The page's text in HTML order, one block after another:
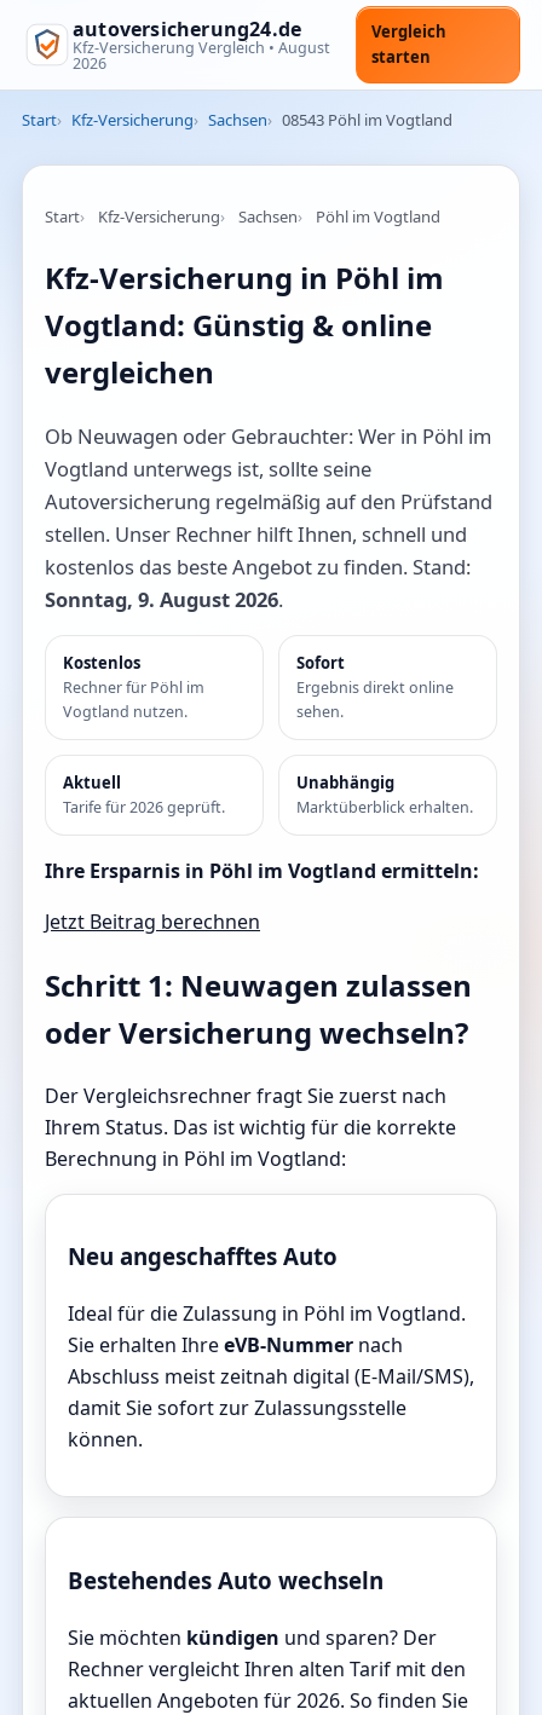
autoversicherung24.de
Kfz-Versicherung Vergleich • August
2026
Vergleich
starten
Start Kfz-Versicherung Sachsen 08543 Pöhl im Vogtland
Start Kfz-Versicherung Sachsen Pöhl im Vogtland
Kfz-Versicherung in Pöhl im
Vogtland: Günstig & online
vergleichen
Ob Neuwagen oder Gebrauchter: Wer in Pöhl im
Vogtland unterwegs ist, sollte seine
Autoversicherung regelmäßig auf den Prüfstand
stellen. Unser Rechner hilft Ihnen, schnell und
kostenlos das beste Angebot zu finden. Stand:
Sonntag, 9. August 2026.
Kostenlos
Rechner für Pöhl im
Vogtland nutzen.
Sofort
Ergebnis direkt online
sehen.
Aktuell
Tarife für 2026 geprüft.
Unabhängig
Marktüberblick erhalten.
Ihre Ersparnis in Pöhl im Vogtland ermitteln:
Jetzt Beitrag berechnen
Schritt 1: Neuwagen zulassen
oder Versicherung wechseln?
Der Vergleichsrechner fragt Sie zuerst nach
Ihrem Status. Das ist wichtig für die korrekte
Berechnung in Pöhl im Vogtland:
Neu angeschafftes Auto
Ideal für die Zulassung in Pöhl im Vogtland.
Sie erhalten IhreeVB-Nummer nach
Abschluss meist zeitnah digital (E-Mail/SMS),
damit Sie sofort zur Zulassungsstelle
können.
Bestehendes Auto wechseln
Sie möchten kündigen und sparen? Der
Rechner vergleicht Ihren alten Tarif mit den
aktuellen Angeboten für 2026. So finden Sie